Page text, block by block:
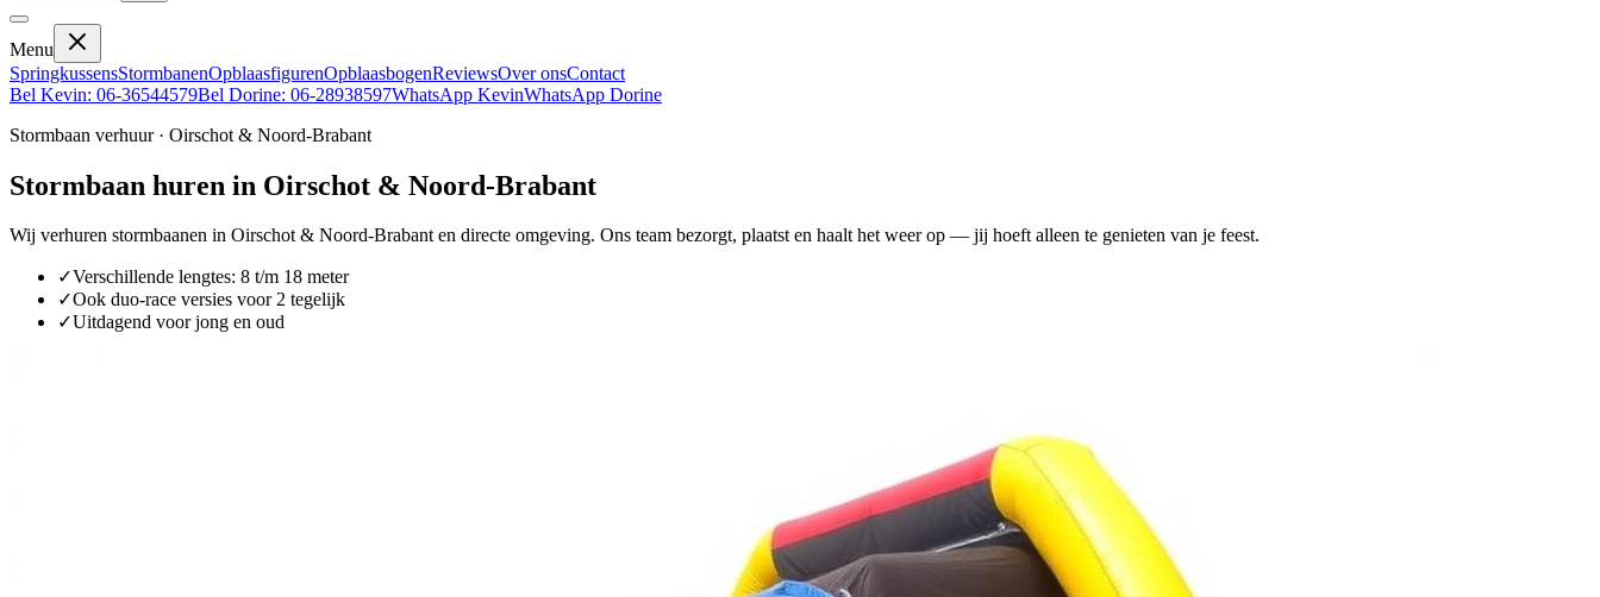
Menu
SpringkussensStormbanenOpblaasfigurenOpblaasbogenReviewsOver onsContact
Bel Kevin: 06-36544579Bel Dorine: 06-28938597WhatsApp KevinWhatsApp Dorine
Stormbaan verhuur · Oirschot & Noord-Brabant
Stormbaan huren in Oirschot & Noord-Brabant
Wij verhuren stormbaanen in Oirschot & Noord-Brabant en directe omgeving. Ons team bezorgt, plaatst en haalt het weer op — jij hoeft alleen te genieten van je feest.
✓Verschillende lengtes: 8 t/m 18 meter
✓Ook duo-race versies voor 2 tegelijk
✓Uitdagend voor jong en oud